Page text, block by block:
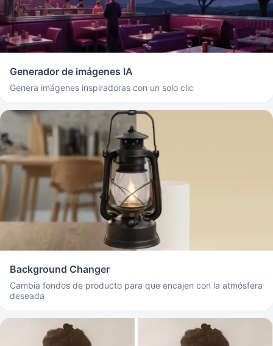
Generador de imágenes IA
Genera imágenes inspiradoras con un solo clic
Background Changer
Cambia fondos de producto para que encajen con la atmósfera
deseada